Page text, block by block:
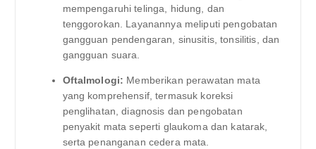
mempengaruhi telinga, hidung, dan
tenggorokan. Layanannya meliputi pengobatan
gangguan pendengaran, sinusitis, tonsilitis, dan
gangguan suara.
Oftalmologi: Memberikan perawatan mata
yang komprehensif, termasuk koreksi
penglihatan, diagnosis dan pengobatan
penyakit mata seperti glaukoma dan katarak,
serta penanganan cedera mata.